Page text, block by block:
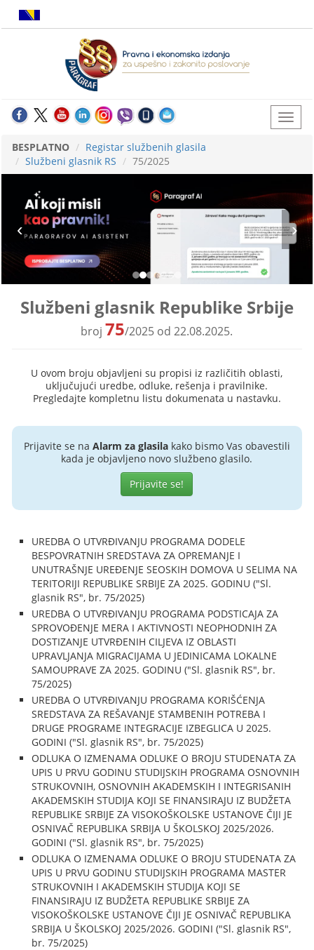
BESPLATNO
Registar službenih glasila
Službeni glasnik RS
75/2025
Službeni glasnik Republike Srbije
broj 75/2025 od 22.08.2025.
U ovom broju objavljeni su propisi iz različitih oblasti,
uključujući uredbe, odluke, rešenja i pravilnike.
Pregledajte kompletnu listu dokumenata u nastavku.
Prijavite se na Alarm za glasilakako bismo Vas obavestili
kada je objavljeno novo službeno glasilo.
Prijavite se!
UREDBA O UTVRĐIVANJU PROGRAMA DODELE
BESPOVRATNIH SREDSTAVA ZA OPREMANJE I
UNUTRAŠNJE UREĐENJE SEOSKIH DOMOVA U SELIMA NA
TERITORIJI REPUBLIKE SRBIJE ZA 2025. GODINU ("Sl.
glasnik RS", br. 75/2025)
UREDBA O UTVRĐIVANJU PROGRAMA PODSTICAJA ZA
SPROVOĐENJE MERA I AKTIVNOSTI NEOPHODNIH ZA
DOSTIZANJE UTVRĐENIH CILJEVA IZ OBLASTI
UPRAVLJANJA MIGRACIJAMA U JEDINICAMA LOKALNE
SAMOUPRAVE ZA 2025. GODINU ("Sl. glasnik RS", br.
75/2025)
UREDBA O UTVRĐIVANJU PROGRAMA KORIŠĆENJA
SREDSTAVA ZA REŠAVANJE STAMBENIH POTREBA I
DRUGE PROGRAME INTEGRACIJE IZBEGLICA U 2025.
GODINI ("Sl. glasnik RS", br. 75/2025)
ODLUKA O IZMENAMA ODLUKE O BROJU STUDENATA ZA
UPIS U PRVU GODINU STUDIJSKIH PROGRAMA OSNOVNIH
STRUKOVNIH, OSNOVNIH AKADEMSKIH I INTEGRISANIH
AKADEMSKIH STUDIJA KOJI SE FINANSIRAJU IZ BUDŽETA
REPUBLIKE SRBIJE ZA VISOKOŠKOLSKE USTANOVE ČIJI JE
OSNIVAČ REPUBLIKA SRBIJA U ŠKOLSKOJ 2025/2026.
GODINI ("Sl. glasnik RS", br. 75/2025)
ODLUKA O IZMENAMA ODLUKE O BROJU STUDENATA ZA
UPIS U PRVU GODINU STUDIJSKIH PROGRAMA MASTER
STRUKOVNIH I AKADEMSKIH STUDIJA KOJI SE
FINANSIRAJU IZ BUDŽETA REPUBLIKE SRBIJE ZA
VISOKOŠKOLSKE USTANOVE ČIJI JE OSNIVAČ REPUBLIKA
SRBIJA U ŠKOLSKOJ 2025/2026. GODINI ("Sl. glasnik RS",
br. 75/2025)